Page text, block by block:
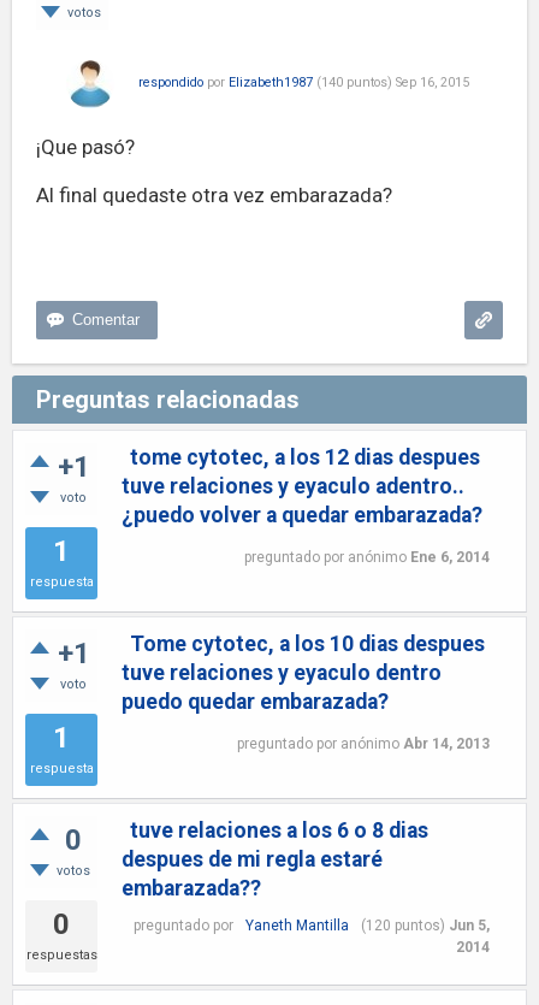
votos
respondido por Elizabeth1987 (140 puntos) Sep 16, 2015
¡Que pasó?
Al final quedaste otra vez embarazada?
Preguntas relacionadas
+1
voto
1
respuesta
tome cytotec, a los 12 dias despues
tuve relaciones y eyaculo adentro..
¿puedo volver a quedar embarazada?
preguntado por anónimo Ene 6, 2014
+1
voto
1
respuesta
Tome cytotec, a los 10 dias despues
tuve relaciones y eyaculo dentro
puedo quedar embarazada?
preguntado por anónimo Abr 14, 2013
0
votos
0
respuestas
tuve relaciones a los 6 o 8 dias
despues de mi regla estaré
embarazada??
preguntado por Yaneth Mantilla (120 puntos) Jun 5,
2014